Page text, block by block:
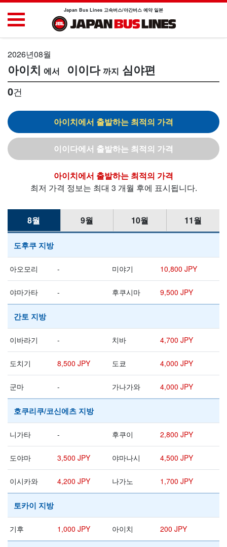
Japan Bus Lines 고속버스/야간버스 예약 일본
2026년08월
아이치 이이다 심야편
0건
아이치
이이다
아이치
최저 가격 정보는 최대 3 개월 후에 표시됩니다.
8월 9월 10월 11월
도후쿠 지방
아오모리 - 미야기 10,800 JPY
야마가타 - 후쿠시마 9,500 JPY
간토 지방
이바라기 - 치바 4,700 JPY
도치기 8,500 JPY 도쿄 4,000 JPY
군마 - 가나가와 4,000 JPY
호쿠리쿠/코신에츠 지방
니가타 - 후쿠이 2,800 JPY
도야마 3,500 JPY 야마나시 4,500 JPY
이시카와 4,200 JPY 나가노 1,700 JPY
토카이 지방
기후 1,000 JPY 아이치 200 JPY